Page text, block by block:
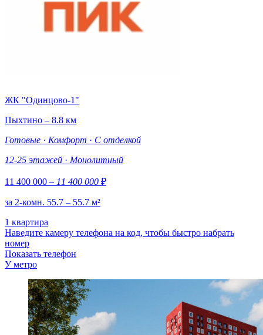
ЖК "Одинцово-1"
Пыхтино – 8.8 км
Готовые · Комфорт · С отделкой
12-25 этажей · Монолитный
11 400 000 – 11 400 000 ₽
за 2-комн. 55.7 – 55.7 м²
1 квартира
Наведите камеру телефона на код, чтобы быстро набрать
номер
Показать телефон
У метро